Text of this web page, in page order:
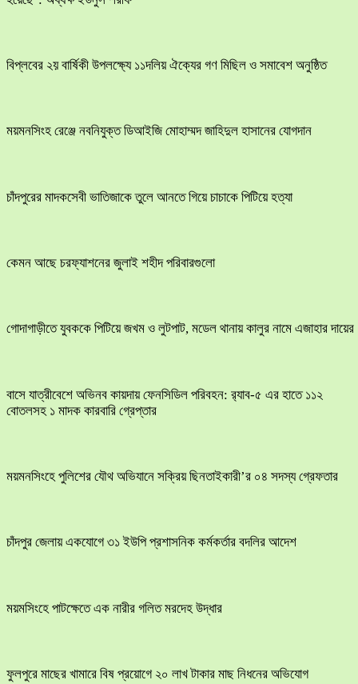
বিপ্লবের ২য় বার্ষিকী উপলক্ষ্যে ১১দলিয় ঐক্যের গণ মিছিল ও সমাবেশ অনুষ্ঠিত
ময়মনসিংহ রেঞ্জে নবনিযুক্ত ডিআইজি মোহাম্মদ জাহিদুল হাসানের যোগদান
চাঁদপুরের মাদকসেবী ভাতিজাকে তুলে আনতে গিয়ে চাচাকে পিটিয়ে হত্যা
কেমন আছে চরফ্যাশনের জুলাই শহীদ পরিবারগুলো
​গোদাগাড়ীতে যুবককে পিটিয়ে জখম ও লুটপাট, মডেল থানায় কালুর নামে এজাহার দায়ের
বাসে যাত্রীবেশে অভিনব কায়দায় ফেনসিডিল পরিবহন: র‍্যাব-৫ এর হাতে ১১২
বোতলসহ ১ মাদক কারবারি গ্রেপ্তার
ময়মনসিংহে পুলিশের যৌথ অভিযানে সক্রিয় ছিনতাইকারী’র ০৪ সদস্য গ্রেফতার
চাঁদপুর জেলায় একযোগে ৩১ ইউপি প্রশাসনিক কর্মকর্তার বদলির আদেশ
ময়মসিংহে পাটক্ষেতে এক নারীর গলিত মরদেহ উদ্ধার
ফুলপুরে মাছের খামারে বিষ প্রয়োগে ২০ লাখ টাকার মাছ নিধনের অভিযোগ